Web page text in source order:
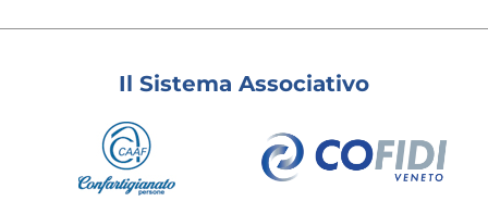
Il Sistema Associativo